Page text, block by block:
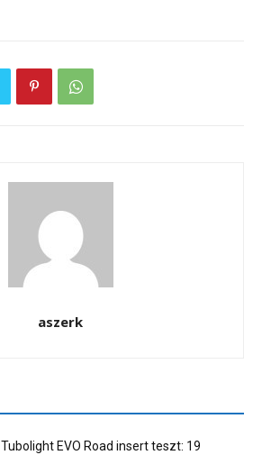
aszerk
Tubolight EVO Road insert teszt: 19